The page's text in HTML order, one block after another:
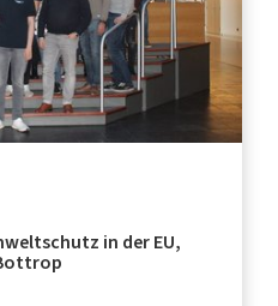
in der EU,